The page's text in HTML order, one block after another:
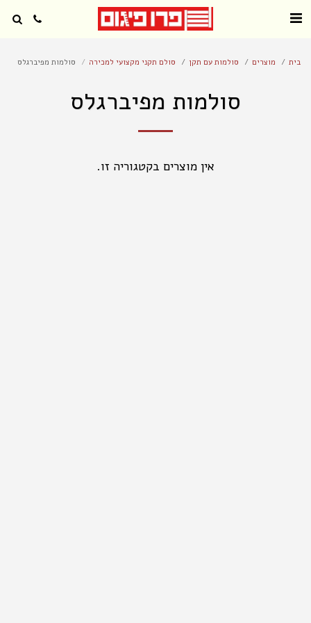
בית מוצרים סולמות עם תקן סולם תקני מקצועי למכירה סולמות מפיברגלס
סולמות מפיברגלס
אין מוצרים בקטגוריה זו.